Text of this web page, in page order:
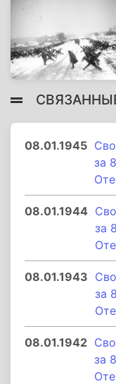
08.01.1945
за
08.01.1944
за
08.01.1943
за
08.01.1942
за